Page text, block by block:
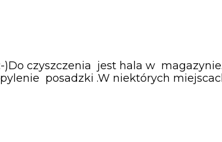
czyszczenia jest hala w
posadzki .W niektórych